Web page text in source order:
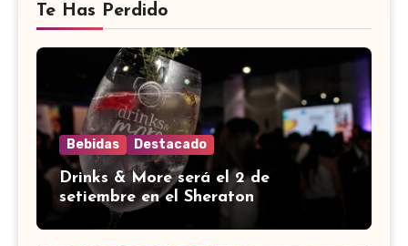
Te Has Perdido
Bebidas Destacado
Drinks & More será el 2 de
setiembre en el Sheraton